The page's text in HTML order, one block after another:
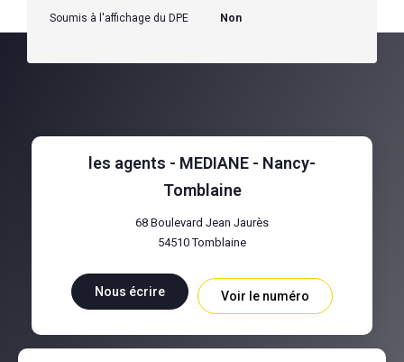
Soumis à l'affichage du DPE Non
les agents - MEDIANE - Nancy-
Tomblaine
68 Boulevard Jean Jaurès
54510Tomblaine
Nous écrire Voir le numéro